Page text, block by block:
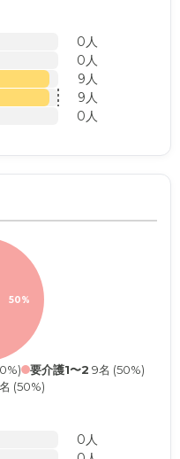
0人
0人
9人
9人
0人
50%
要介護1〜2 9名 (50%)
(50%)
0人